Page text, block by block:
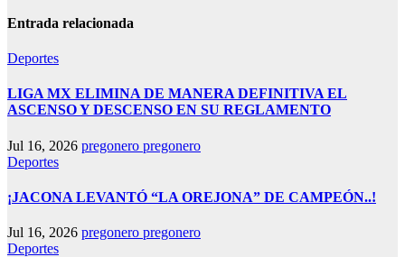
Entrada relacionada
Deportes
LIGA MX ELIMINA DE MANERA DEFINITIVA EL
ASCENSO Y DESCENSO EN SU REGLAMENTO
Jul 16, 2026 pregonero pregonero
Deportes
¡JACONA LEVANTÓ “LA OREJONA” DE CAMPEÓN..!
Jul 16, 2026 pregonero pregonero
Deportes